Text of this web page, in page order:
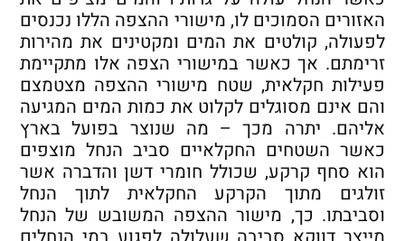
האזורים הסמוכים לו, מישורי ההצפה הללו נכנסים
לפעולה, קולטים את המים ומקטינים את מהירות
זרימתם. אך כאשר במישורי הצפה אלו מתקיימת
פעילות חקלאית, שטח מישורי ההצפה מצטמצם
והם אינם מסוגלים לקלוט את כמות המים המגיעה
אליהם. יתרה מכך – מה שנוצר בפועל בארץ
כאשר השטחים החקלאיים סביב הנחל מוצפים
הוא סחף קרקע, שכולל חומרי דשן והדברה אשר
זולגים מתוך הקרקע החקלאית לתוך הנחל
וסביבתו. כך, מישור ההצפה המשובש של הנחל